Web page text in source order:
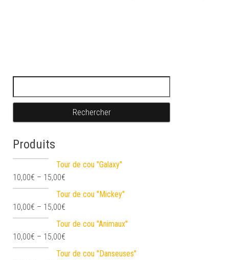
Produits
Tour de cou "Galaxy"
10,00€ – 15,00€
Tour de cou "Mickey"
10,00€ – 15,00€
Tour de cou "Animaux"
10,00€ – 15,00€
Tour de cou "Danseuses"